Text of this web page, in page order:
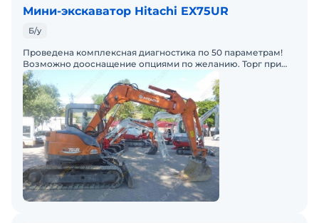
Мини-экскаватор Hitachi EX75UR
Б/у
Проведена комплексная диагностика по 50 параметрам!
Возможно дооснащение опциями по желанию. Торг при
осмотре.